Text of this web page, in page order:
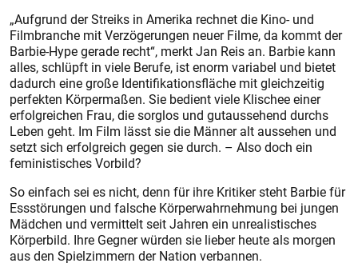
„Aufgrund der Streiks in Amerika rechnet die Kino- und
Filmbranche mit Verzögerungen neuer Filme, da kommt der
Barbie-Hype gerade recht“, merkt Jan Reis an. Barbie kann
alles, schlüpft in viele Berufe, ist enorm variabel und bietet
dadurch eine große Identifikationsfläche mit gleichzeitig
perfekten Körpermaßen. Sie bedient viele Klischee einer
erfolgreichen Frau, die sorglos und gutaussehend durchs
Leben geht. Im Film lässt sie die Männer alt aussehen und
setzt sich erfolgreich gegen sie durch. – Also doch ein
feministisches Vorbild?
So einfach sei es nicht, denn für ihre Kritiker steht Barbie für
Essstörungen und falsche Körperwahrnehmung bei jungen
Mädchen und vermittelt seit Jahren ein unrealistisches
Körperbild. Ihre Gegner würden sie lieber heute als morgen
aus den Spielzimmern der Nation verbannen.